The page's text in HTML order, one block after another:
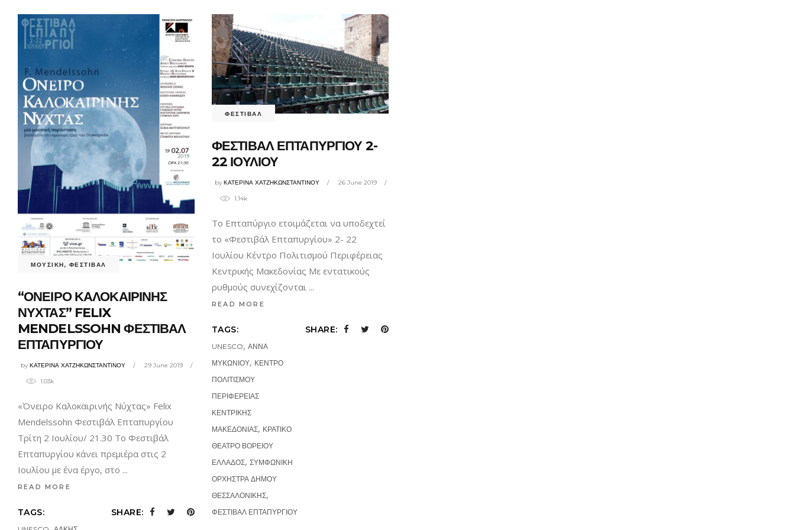
ΜΟΥΣΙΚΗ, ΦΕΣΤΙΒΑΛ
“ΟΝΕΙΡΟ ΚΑΛΟΚΑΙΡΙΝΗΣ
ΝΥΧΤΑΣ” FELIX
MENDELSSOHN ΦΕΣΤΙΒΑΛ
ΕΠΤΑΠΥΡΓΙΟΥ
byΚΑΤΕΡΙΝΑ ΧΑΤΖΗΚΩΝΣΤΑΝΤΙΝΟΥ 29 June 2019
1.03k
«Όνειρο Καλοκαιρινής Νύχτας» Felix
Mendelssohn Φεστιβάλ Επταπυργίου
Τρίτη 2 Ιουλίου/ 21.30 Το Φεστιβάλ
Επταπυργίου κάνει πρεμιέρα στις 2
Ιουλίου με ένα έργο, στο
READ MORE
TAGS: SHARE:
ΦΕΣΤΙΒΑΛ
ΦΕΣΤΙΒΑΛ ΕΠΤΑΠΥΡΓΙΟΥ 2-
22 ΙΟΥΛΙΟΥ
byΚΑΤΕΡΙΝΑ ΧΑΤΖΗΚΩΝΣΤΑΝΤΙΝΟΥ 26 June 2019
1.14k
Το Επταπύργιο ετοιμάζεται να υποδεχτεί
το «Φεστιβάλ Επταπυργίου» 2- 22
Ιουλίου Κέντρο Πολιτισμού Περιφέρειας
Κεντρικής Μακεδονίας Με εντατικούς
ρυθμούς συνεχίζονται
READ MORE
TAGS:
UNESCO, ΑΝΝΑ
ΜΥΚΩΝΙΟΥ, ΚΕΝΤΡΟ
ΠΟΛΙΤΙΣΜΟΥ
ΠΕΡΙΦΕΡΕΙΑΣ
ΚΕΝΤΡΙΚΗΣ
ΜΑΚΕΔΟΝΙΑΣ, ΚΡΑΤΙΚΟ
ΘΕΑΤΡΟ ΒΟΡΕΙΟΥ
ΕΛΛΑΔΟΣ, ΣΥΜΦΩΝΙΚΗ
ΟΡΧΗΣΤΡΑ ΔΗΜΟΥ
ΘΕΣΣΑΛΟΝΙΚΗΣ,
ΦΕΣΤΙΒΑΛ ΕΠΤΑΠΥΡΓΙΟΥ
SHARE: